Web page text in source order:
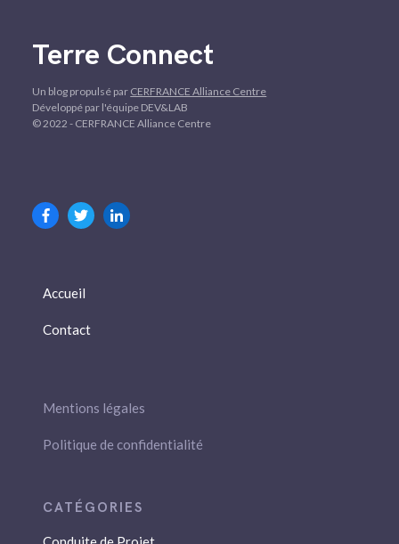
Terre Connect
Un blog propulsé par CERFRANCE Alliance Centre
Développé par l'équipe DEV&LAB
© 2022 - CERFRANCE Alliance Centre
Accueil
Contact
Mentions légales
Politique de confidentialité